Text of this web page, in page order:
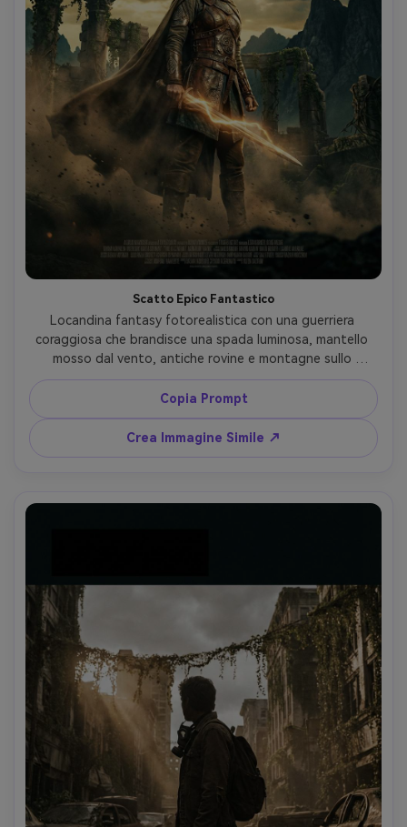
Scatto Epico Fantastico
Locandina fantasy fotorealistica con una guerriera
coraggiosa che brandisce una spada luminosa, mantello
mosso dal vento, antiche rovine e montagne sullo
sfondo, nuvole tempestose drammatiche con raggio di
luce, color grading teal e oro cinematografico, scattata
con RED Komodo 50mm, angolazione bassa da eroina,
dettagli armatura nitidi, foschia atmosferica, spazio
negativo per titolo in alto, composizione decorata ma
Copia Prompt
Crea Immagine Simile ↗